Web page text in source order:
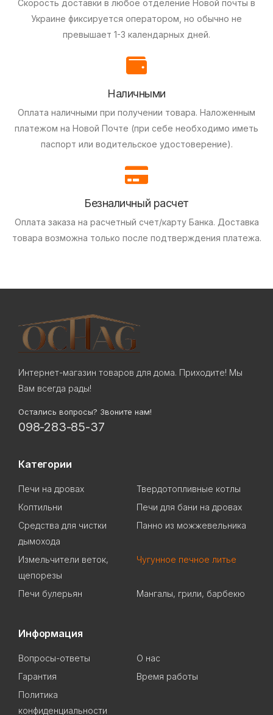
Скорость доставки в любое отделение Новой почты в
Украине фиксируется оператором, но обычно не
превышает 1-3 календарных дней.
Наличными
Оплата наличными при получении товара. Наложенным
платежом на Новой Почте (при себе необходимо иметь
паспорт или водительское удостоверение).
Безналичный расчет
Оплата заказа на расчетный счет/карту Банка. Доставка
товара возможна только после подтверждения платежа.
Интернет-магазин товаров для дома. Приходите! Мы
Вам всегда рады!
Остались вопросы? Звоните нам!
098-283-85-37
Категории
Печи на дровах
Твердотопливные котлы
Коптильни
Печи для бани на дровах
Cредства для чистки
дымохода
Панно из можжевельника
Измельчители веток,
щепорезы
Чугунное печное литье
Печи булерьян Мангалы, грили, барбекю
Информация
Вопросы-ответы
О нас
Гарантия
Время работы
Политика
конфиденциальности